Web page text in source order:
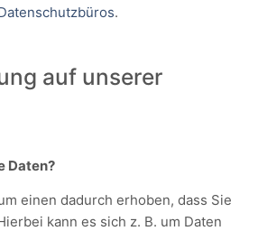
.
auf unserer
Daten?
einen dadurch erhoben, dass Sie
kann es sich z. B. um Daten